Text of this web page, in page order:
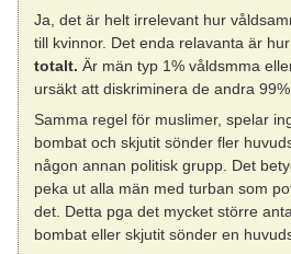
Ja, det är helt irrelevant hur
till kvinnor. Det enda relavanta är
totalt. Är män typ 1% våldsmma
ursäkt att diskriminera de andra 99%
Samma regel för muslimer, spelar
bombat och skjutit sönder fler
någon annan politisk grupp. Det
peka ut alla män med turban som
det. Detta pga det mycket större
bombat eller skjutit sönder en